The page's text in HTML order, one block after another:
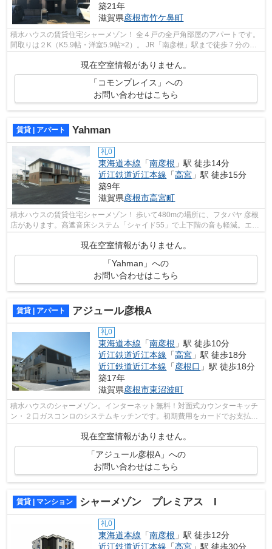
築21年
滋賀県彦根市竹ケ鼻町
積水ハウスの賃貸住宅シャーメゾン！ 全４戸の全戸角部屋のアパートです。
間取りは２K（K5.9帖・洋室5.9帖×2）。 JR「南彦根」駅まで徒歩７分の場
所です。
現在空室情報がありません。
「コモンプレイス」への
お問い合わせはこちら
賃貸 | アパート Yahman
礼0
東海道本線 「南彦根 」駅 徒歩14分
近江鉄道近江本線 「高宮 」駅 徒歩15分
築9年
滋賀県彦根市高宮町
積水ハウスの賃貸住宅シャーメゾン！ 歩いて480mの場所に、フタバヤ 彦根
店があります。高遮音床システム「シャイド55」で上下階の音も軽減。エア
現在空室情報がありません。
「Yahman」への
お問い合わせはこちら
賃貸 | アパート アジュール彦根A
礼0
東海道本線 「南彦根 」駅 徒歩10分
近江鉄道近江本線 「高宮 」駅 徒歩18分
近江鉄道近江本線 「彦根口 」駅 徒歩18分
築17年
滋賀県彦根市東沼波町
積水ハウスのシャーメゾン。インターネット無料！対面式カウンターキッチ
ン・２口ガスコンロのシステムキッチンです。初期費用をカードでお支払い
現在空室情報がありません。
「アジュール彦根A」への
お問い合わせはこちら
賃貸 | マンション シャーメゾン プレミアス I
礼0
東海道本線 「南彦根 」駅 徒歩12分
近江鉄道近江本線 「高宮 」駅 徒歩30分